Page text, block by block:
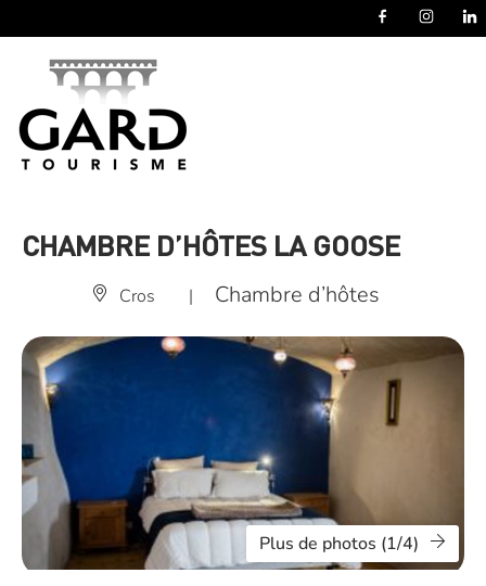
CHAMBRE D’HÔTES LA GOOSE
Cros | Chambre d’hôtes
Plus de photos (1/4)